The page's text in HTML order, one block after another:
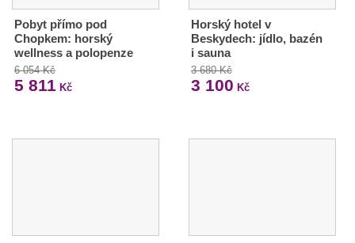
Pobyt přímo pod
Chopkem: horský
wellness a polopenze
6 054 Kč
5 811 Kč
Horský hotel v
Beskydech: jídlo, bazén
i sauna
3 680 Kč
3 100 Kč